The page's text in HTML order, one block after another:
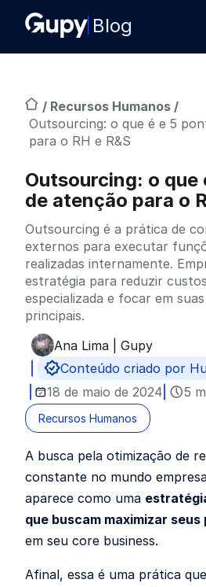
Blog
/ Recursos Humanos /
Outsourcing: o que é e 5
para o RH e R&S
Outsourcing: o que
de atenção para o
Outsourcing é a prática de
externos para executar
realizadas internamente.
estratégia para reduzir
especializada e focar em
principais.
Publicado por
Ana Lima | Gupy
Conteúdo criado por
18 de maio de 2024
5
Recursos Humanos
A busca pela otimização de
constante no mundo
aparece como uma
que buscam maximizar
em seu core business.
Afinal, essa é uma prática